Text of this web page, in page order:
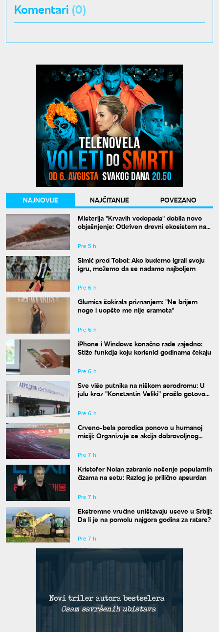
Komentari (0)
NAJNOVIJE NAJČITANIJE
POVEZANO
Misterija "Krvavih vodopada" dobila novo
objašnjenje: Otkriven drevni ekosistem na
Pre 5 h
Simić pred Tobol: Ako budemo igrali svoju
igru, možemo da se nadamo najboljem
Pre 6 h
Glumica šokirala priznanjem: "Ne brijem
noge i uopšte me nije sramota"
Pre 6 h
iPhone i Windows konačno rade zajedno:
Stiže funkcija koju korisnici godinama čekaju
Pre 6 h
Sve više putnika na niškom aerodromu: U
julu kroz "Konstantin Veliki" prošlo gotovo
Pre 6 h
Crveno-bela porodica ponovo u humanoj
misiji: Organizuje se akcija dobrovoljnog
Pre 7 h
Kristofer Nolan zabranio nošenje popularnih
čizama na setu: Razlog je prilično apsurdan
Pre 7 h
Ekstremne vrućine uništavaju useve u Srbiji:
Da li je na pomolu najgora godina za ratare?
Pre 7 h